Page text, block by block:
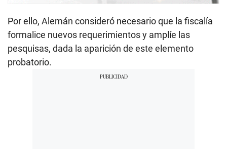
Por ello, Alemán consideró necesario que la fiscalía
formalice nuevos requerimientos y amplíe las
pesquisas, dada la aparición de este elemento
probatorio.